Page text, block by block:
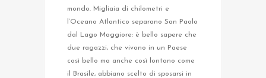
mondo. Migliaia di chilometri e
l’Oceano Atlantico separano San Paolo
dal Lago Maggiore: è bello sapere che
due ragazzi, che vivono in un Paese
così bello ma anche così lontano come
il Brasile, abbiano scelto di sposarsi in